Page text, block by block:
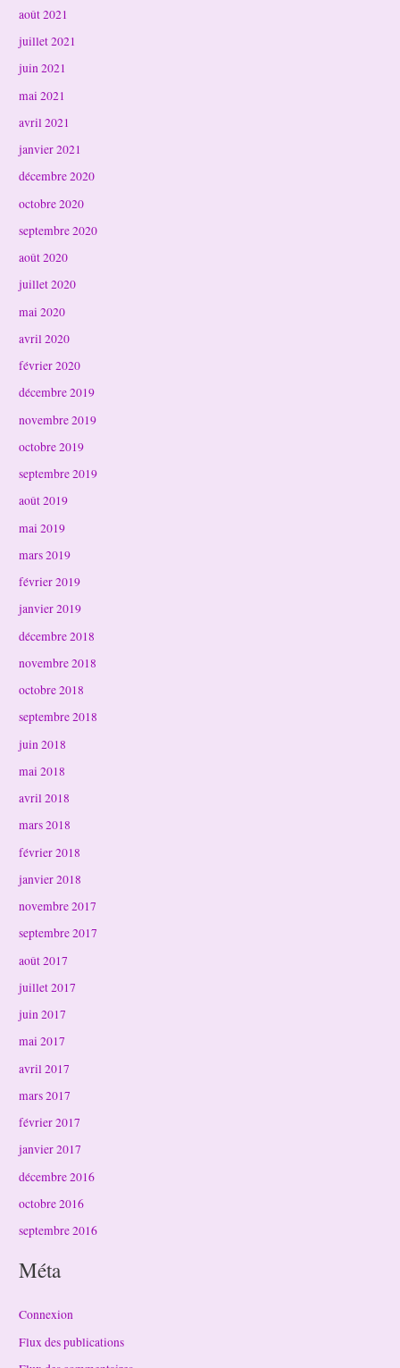
août 2021
juillet 2021
juin 2021
mai 2021
avril 2021
janvier 2021
décembre 2020
octobre 2020
septembre 2020
août 2020
juillet 2020
mai 2020
avril 2020
février 2020
décembre 2019
novembre 2019
octobre 2019
septembre 2019
août 2019
mai 2019
mars 2019
février 2019
janvier 2019
décembre 2018
novembre 2018
octobre 2018
septembre 2018
juin 2018
mai 2018
avril 2018
mars 2018
février 2018
janvier 2018
novembre 2017
septembre 2017
août 2017
juillet 2017
juin 2017
mai 2017
avril 2017
mars 2017
février 2017
janvier 2017
décembre 2016
octobre 2016
septembre 2016
Méta
Connexion
Flux des publications